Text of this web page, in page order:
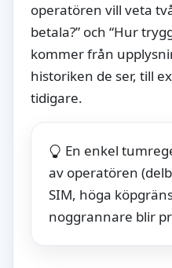
operatören vill veta
betala?” och “Hur
kommer från
historiken de ser, till
tidigare.
En enkel
av operatören
SIM, höga
noggrannare blir